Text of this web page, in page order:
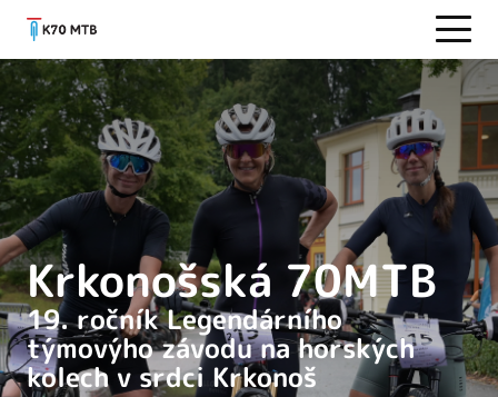
Krkonošská 70MTB
19. ročník Legendárního
týmovýho závodu na horských
kolech v srdci Krkonoš